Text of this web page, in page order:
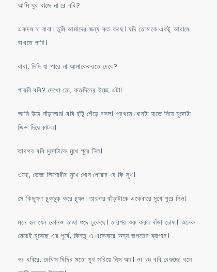
আমি খুব বাজে না রে ববি?
একদম না বাবা। তুমি আমাদের জন্য কত করছ। যদি তোমাকে একটু আরামে
রাখতে পারি।
বাবা, দিদি যা পারে না আমাকেকরতে দেবে?
পারবি ববি? দেখো তো, কতদিনের ইচ্ছে এটা।
আমি উঠে দাঁড়ালাম। ববি হাঁটু গেঁড়ে বসল। প্রথমে ধোনটা হাতে নিয়ে মুদোটা
জিভ দিয়ে চাটল।
তারপর ববি মুদোটাকে মুখে পুরে নিল।
ওহো, ভেজা লিশোরীর মুখে ধোন পোরার যে কি সুখ।
সে কিছুক্ষণ চুকচুক করে চুষল। তারপর বাঁড়াটাকে একেবারে মুখে পুরে নিল।
মনে হল যেন কোনও তাজা গুদে ঢুকেছে। তারপর শুরু করল বাঁড়া চোষা। অনেক
মেয়েই চুষেছে এর পুর্বে, কিন্তু এ একেবারে অন্য জগতের ব্যাপার।
ওঃ ববিরে, দেখিস দিদির মতো মুখ সরিয়ে নিস আঃ। ওঃ ওঃ ববি বেরুচ্ছে বলে